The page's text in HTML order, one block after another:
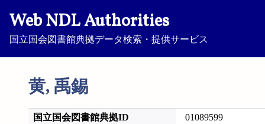
Web NDL Authorities
国立国会図書館典拠データ検索・提供サービス
黄, 禹錫
国立国会図書館典拠ID 01089599